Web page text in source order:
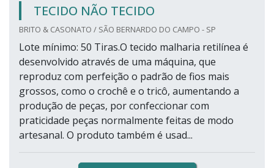
TECIDO NÃO TECIDO
BRITO & CASONATO / SÃO BERNARDO DO CAMPO - SP
Lote mínimo: 50 Tiras.O tecido malharia retilínea é
desenvolvido através de uma máquina, que
reproduz com perfeição o padrão de fios mais
grossos, como o crochê e o tricô, aumentando a
produção de peças, por confeccionar com
praticidade peças normalmente feitas de modo
artesanal. O produto também é usad...